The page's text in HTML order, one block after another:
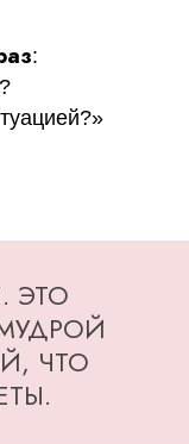
:
ЭТО
ЧТО